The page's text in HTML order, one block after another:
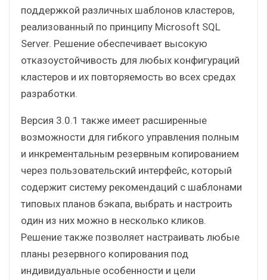
поддержкой различных шаблонов кластеров,
реализованный по принципу Microsoft SQL
Server. Решение обеспечивает высокую
отказоустойчивость для любых конфигураций
кластеров и их повторяемость во всех средах
разработки.
Версия 3.0.1 также имеет расширенные
возможности для гибкого управления полным
и инкрементальным резервным копированием
через пользовательский интерфейс, который
содержит систему рекомендаций с шаблонами
типовых планов бэкапа, выбрать и настроить
один из них можно в несколько кликов.
Решение также позволяет настраивать любые
планы резервного копирования под
индивидуальные особенности и цели